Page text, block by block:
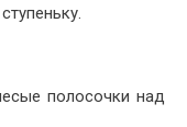
полосочки над